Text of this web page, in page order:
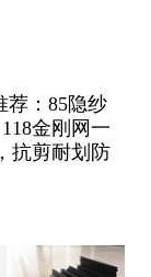
荐：85隐纱
金刚网一
抗剪耐划防